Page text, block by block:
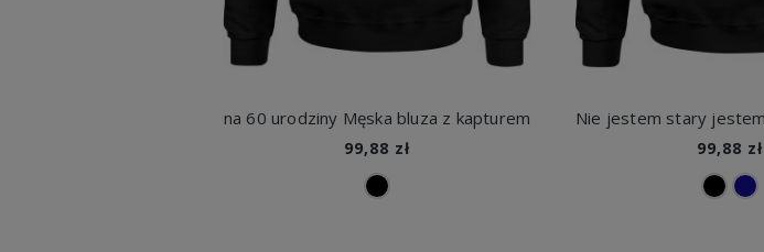
na 60 urodziny Męska bluza z kapturem
99,88 zł 99,88 zł